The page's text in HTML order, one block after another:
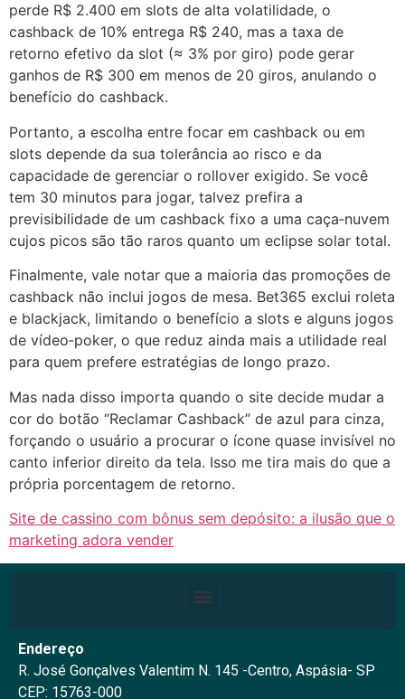
perde R$ 2.400 em slots de alta volatilidade, o
cashback de 10% entrega R$ 240, mas a taxa de
retorno efetivo da slot (≈ 3% por giro) pode gerar
ganhos de R$ 300 em menos de 20 giros, anulando o
benefício do cashback.
Portanto, a escolha entre focar em cashback ou em
slots depende da sua tolerância ao risco e da
capacidade de gerenciar o rollover exigido. Se você
tem 30 minutos para jogar, talvez prefira a
previsibilidade de um cashback fixo a uma caça‑nuvem
cujos picos são tão raros quanto um eclipse solar total.
Finalmente, vale notar que a maioria das promoções de
cashback não inclui jogos de mesa. Bet365 exclui roleta
e blackjack, limitando o benefício a slots e alguns jogos
de vídeo‑poker, o que reduz ainda mais a utilidade real
para quem prefere estratégias de longo prazo.
Mas nada disso importa quando o site decide mudar a
cor do botão “Reclamar Cashback” de azul para cinza,
forçando o usuário a procurar o ícone quase invisível no
canto inferior direito da tela. Isso me tira mais do que a
própria porcentagem de retorno.
Site de cassino com bônus sem depósito: a ilusão que o
marketing adora vender
Endereço
R. José Gonçalves Valentim N. 145 -Centro, Aspásia- SP
CEP: 15763-000